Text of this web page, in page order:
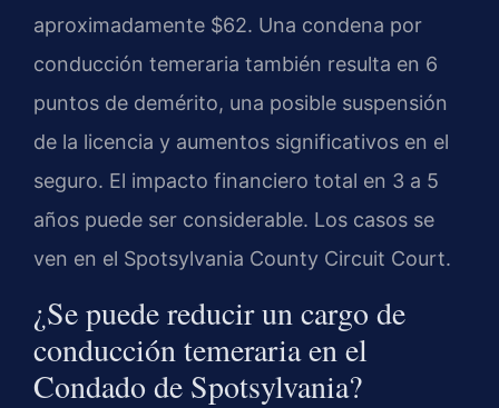
aproximadamente $62. Una condena por
conducción temeraria también resulta en 6
puntos de demérito, una posible suspensión
de la licencia y aumentos significativos en el
seguro. El impacto financiero total en 3 a 5
años puede ser considerable. Los casos se
ven en el Spotsylvania County Circuit Court.
¿Se puede reducir un cargo de
conducción temeraria en el
Condado de Spotsylvania?